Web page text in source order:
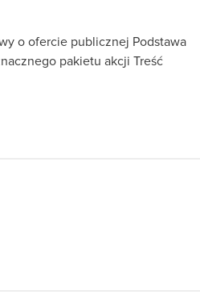
o ofercie publicznej Podstawa
pakietu akcji Treść